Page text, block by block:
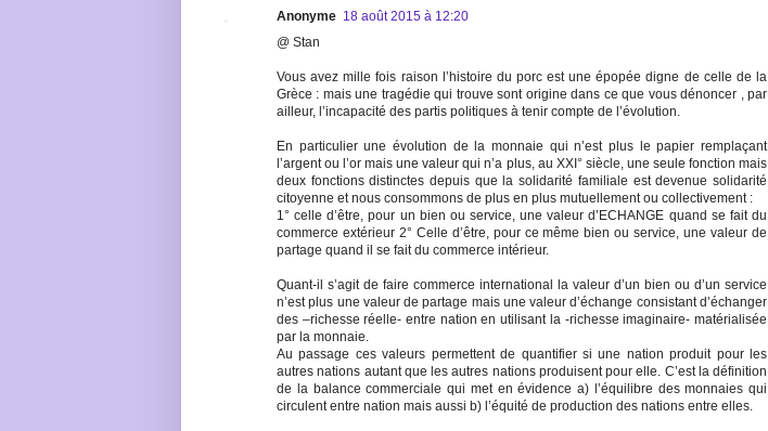
Anonyme 18 août 2015 à 12:20
@ Stan
Vous avez mille fois raison l’histoire du porc est une épopée digne de celle de la
Grèce : mais une tragédie qui trouve sont origine dans ce que vous dénoncer , par
ailleur, l’incapacité des partis politiques à tenir compte de l’évolution.
En particulier une évolution de la monnaie qui n’est plus le papier remplaçant
l’argent ou l’or mais une valeur qui n’a plus, au XXI° siècle, une seule fonction mais
deux fonctions distinctes depuis que la solidarité familiale est devenue solidarité
citoyenne et nous consommons de plus en plus mutuellement ou collectivement :
1° celle d’être, pour un bien ou service, une valeur d’ECHANGE quand se fait du
commerce extérieur 2° Celle d’être, pour ce même bien ou service, une valeur de
partage quand il se fait du commerce intérieur.
Quant-il s’agit de faire commerce international la valeur d’un bien ou d’un service
n’est plus une valeur de partage mais une valeur d’échange consistant d’échanger
des –richesse réelle- entre nation en utilisant la -richesse imaginaire- matérialisée
par la monnaie.
Au passage ces valeurs permettent de quantifier si une nation produit pour les
autres nations autant que les autres nations produisent pour elle. C’est la définition
de la balance commerciale qui met en évidence a) l’équilibre des monnaies qui
circulent entre nation mais aussi b) l’équité de production des nations entre elles.